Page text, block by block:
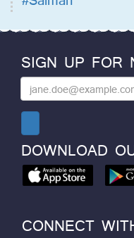
SIGN UP FOR
DOWNLOAD
CONNECT